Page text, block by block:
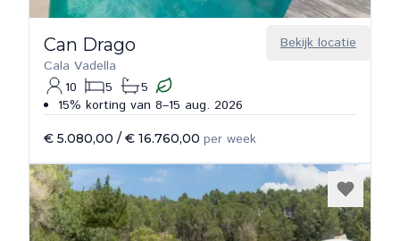
Bekijk locatie
Can Drago
Cala Vadella
10
5
5
15% korting van 8–15 aug. 2026
€ 5.080,00 / € 16.760,00 per week